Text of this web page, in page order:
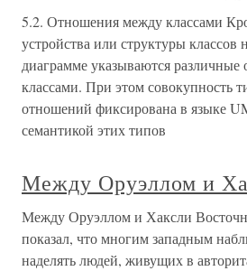
5.2. Отношения между классами
устройства или структуры классов
диаграмме указываются
классами. При этом совокупность
отношений фиксирована в языке
семантикой этих типов
Между Оруэллом и
Между Оруэллом и Хаксли
показал, что многим западным
наделять людей, живущих в